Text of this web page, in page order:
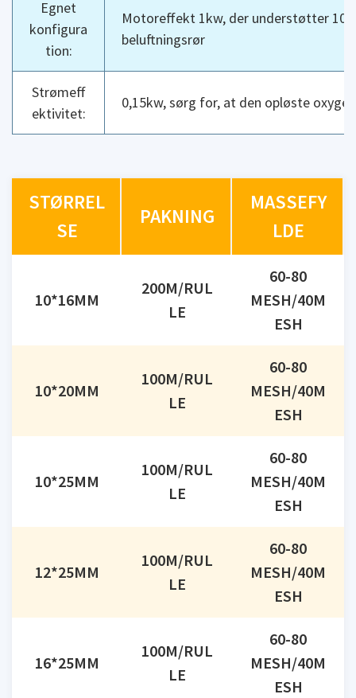
Egnet
konfigura
tion:
Motoreffekt 1kw, der understøtter
beluftningsrør
Strømeff
ektivitet:
0,15kw, sørg for, at den opløste
STØRREL
SE
PAKNING
MASSEFY
LDE
10*16MM
200M/RUL
LE
60-80
MESH/40M
ESH
10*20MM
100M/RUL
LE
60-80
MESH/40M
ESH
10*25MM
100M/RUL
LE
60-80
MESH/40M
ESH
12*25MM
100M/RUL
LE
60-80
MESH/40M
ESH
16*25MM
100M/RUL
LE
60-80
MESH/40M
ESH